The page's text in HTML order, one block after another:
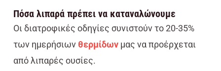
Πόσα λιπαρά πρέπει να καταναλώνουμε
Οι διατροφικές οδηγίες συνιστούν το 20-35%
των ημερήσιων θερμίδωνμας να προέρχεται
από λιπαρές ουσίες.